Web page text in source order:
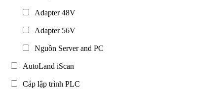
Adapter 48V
Adapter 56V
Nguồn Server and PC
AutoLand iScan
Cáp lập trình PLC